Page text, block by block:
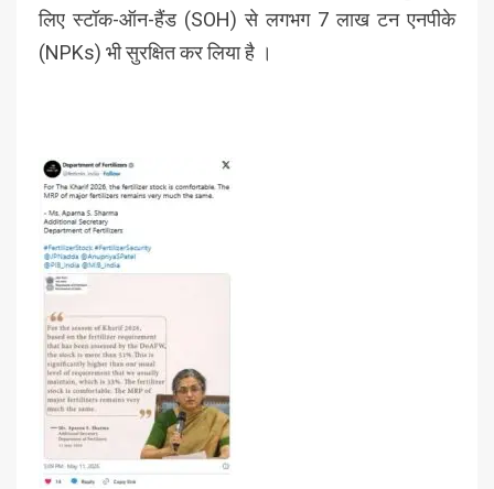
लिए स्टॉक-ऑन-हैंड (SOH) से लगभग 7 लाख टन एनपीके
(NPKs) भी सुरक्षित कर लिया है ।